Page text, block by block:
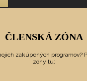
ČLENSKÁ ZÓNA
zakúpených programov?
zóny tu: